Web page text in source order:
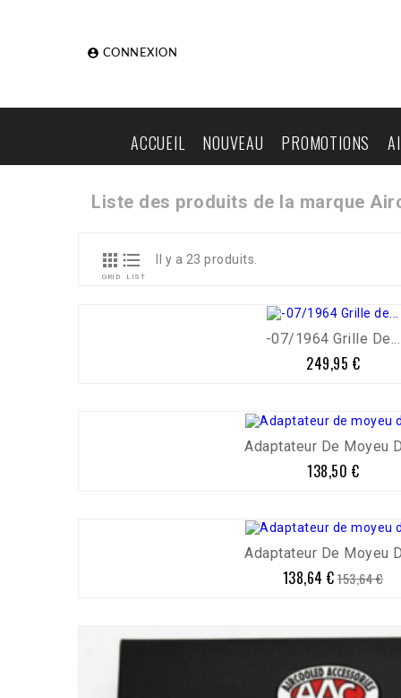
 CONNEXION
ACCUEIL NOUVEAU PROMOTIONS
Liste des produits de la marque

GRID

LIST
Il y a 23 produits.
-07/1964 Grille De...
Prix
249,95 €
Adaptateur De Moyeu
Prix
138,50 €
Adaptateur De Moyeu
Prix
138,64 € Prix
de
153,64 €